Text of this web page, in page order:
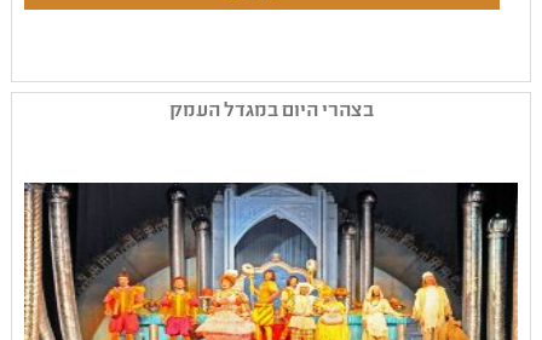
בצהרי היום במגדל העמק